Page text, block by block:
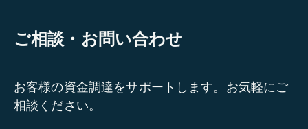
ご相談・お問い合わせ
お客様の資金調達をサポートします。お気軽にご
相談ください。